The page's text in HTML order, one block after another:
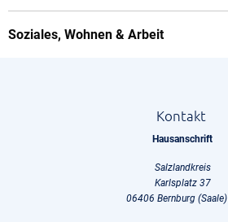
Soziales, Wohnen & Arbeit
Kontakt
Hausanschrift
Salzlandkreis
Karlsplatz 37
06406 Bernburg (Saale)